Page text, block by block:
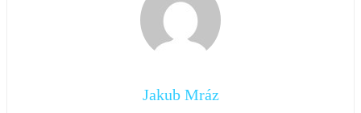
Jakub Mráz